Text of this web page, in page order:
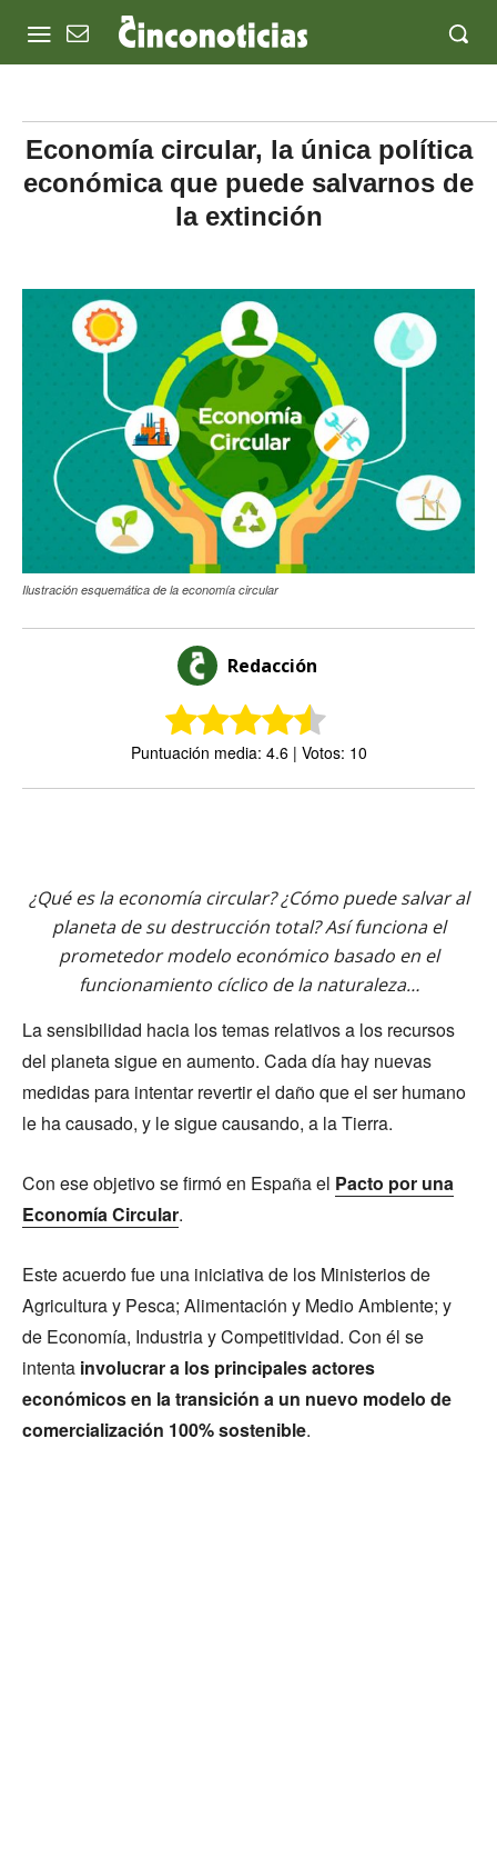
Economía circular, la única política
económica que puede salvarnos de
la extinción
Ilustración esquemática de la economía circular
Redacción
Puntuación media: 4.6 | Votos: 10
¿Qué es la economía circular? ¿Cómo puede salvar al
planeta de su destrucción total? Así funciona el
prometedor modelo económico basado en el
funcionamiento cíclico de la naturaleza…
La sensibilidad hacia los temas relativos a los recursos
del planeta sigue en aumento. Cada día hay nuevas
medidas para intentar revertir el daño que el ser humano
le ha causado, y le sigue causando, a la Tierra.
Con ese objetivo se firmó en España el Pacto por una
Economía Circular.
Este acuerdo fue una iniciativa de los Ministerios de
Agricultura y Pesca; Alimentación y Medio Ambiente; y
de Economía, Industria y Competitividad. Con él se
intenta involucrar a los principales actores
económicos en la transición a un nuevo modelo de
comercialización 100% sostenible.